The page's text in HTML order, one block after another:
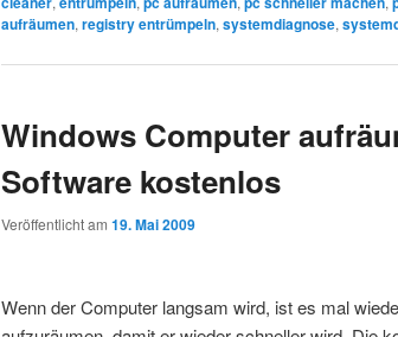
aufräumen,registry entrümpeln,systemdiagnose,
Windows Computer
Software kostenlos
Veröffentlicht am 19. Mai 2009
Wenn der Computer langsam wird, ist es mal